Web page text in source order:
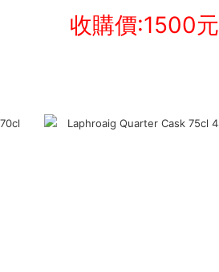
收購價:1500元